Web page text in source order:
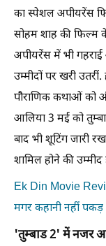
का स्पेशल अपीयरेंस
सोहम शाह की फिल्म
अपीयरेंस में भी
उम्मीदों पर खरी
पौराणिक कथाओं को
आलिया 3 मई को
बाद भी शूटिंग जारी
शामिल होने की उम्मीद
Ek Din Movie
मगर कहानी नहीं पकड़
'तुम्बाड 2' में नजर